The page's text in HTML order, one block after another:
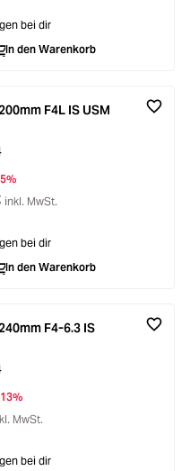
bei dir
In den Warenkorb
Bewertung von 5 von 5
F4L IS USM
inkl. MwSt.
bei dir
In den Warenkorb
Bewertung von 4.5 von 5
F4-6.3 IS
MwSt.
bei dir